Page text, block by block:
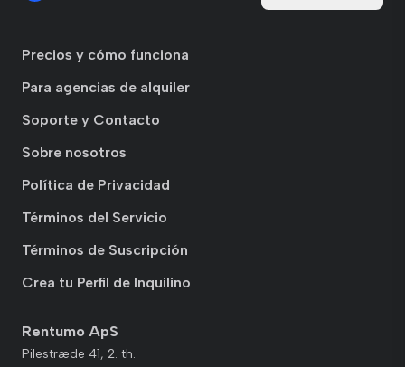
Precios y cómo funciona
Para agencias de alquiler
Soporte y Contacto
Sobre nosotros
Política de Privacidad
Términos del Servicio
Términos de Suscripción
Crea tu Perfil de Inquilino
Rentumo ApS
Pilestræde 41, 2. th.